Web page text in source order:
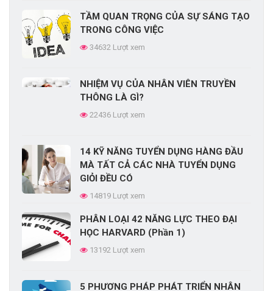
TẦM QUAN TRỌNG CỦA SỰ SÁNG TẠO
TRONG CÔNG VIỆC
34632 Lượt xem
NHIỆM VỤ CỦA NHÂN VIÊN TRUYỀN
THÔNG LÀ GÌ?
22436 Lượt xem
14 KỸ NĂNG TUYỂN DỤNG HÀNG ĐẦU
MÀ TẤT CẢ CÁC NHÀ TUYỂN DỤNG
GIỎI ĐỀU CÓ
14819 Lượt xem
PHÂN LOẠI 42 NĂNG LỰC THEO ĐẠI
HỌC HARVARD (Phần 1)
13192 Lượt xem
5 PHƯƠNG PHÁP PHÁT TRIỂN NHÂN